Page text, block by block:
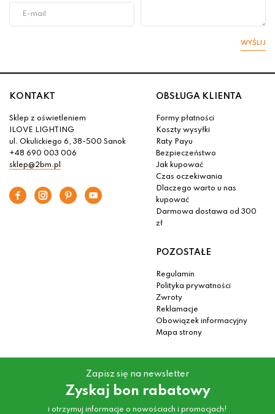
WYŚLIJ
KONTAKT
Sklep z oświetleniem
ILOVE LIGHTING
ul. Okulickiego 6, 38-500 Sanok
+48 690 003 006
sklep@2bm.pl
OBSŁUGA KLIENTA
Formy płatności
Koszty wysyłki
Raty Payu
Bezpieczeństwo
Jak kupować
Czas oczekiwania
Dlaczego warto u nas
kupować
Darmowa dostawa od 300
zł
POZOSTAŁE
Regulamin
Polityka prywatności
Zwroty
Reklamacje
Obowiązek informacyjny
Mapa strony
Zapisz się na newsletter
Zyskaj bon rabatowy
i otrzymuj informacje o nowościach i promocjach!